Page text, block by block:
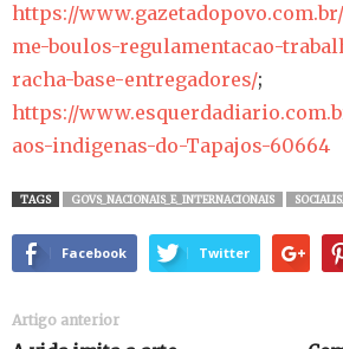
https://
me-boulos-regulamentacao-
racha-base-entregadores/;
https://
aos-indigenas-do-Tapajos-60664
TAGS GOVS_NACIONAIS_E_INTERNACIONAIS
Facebook Twitter
Artigo anterior